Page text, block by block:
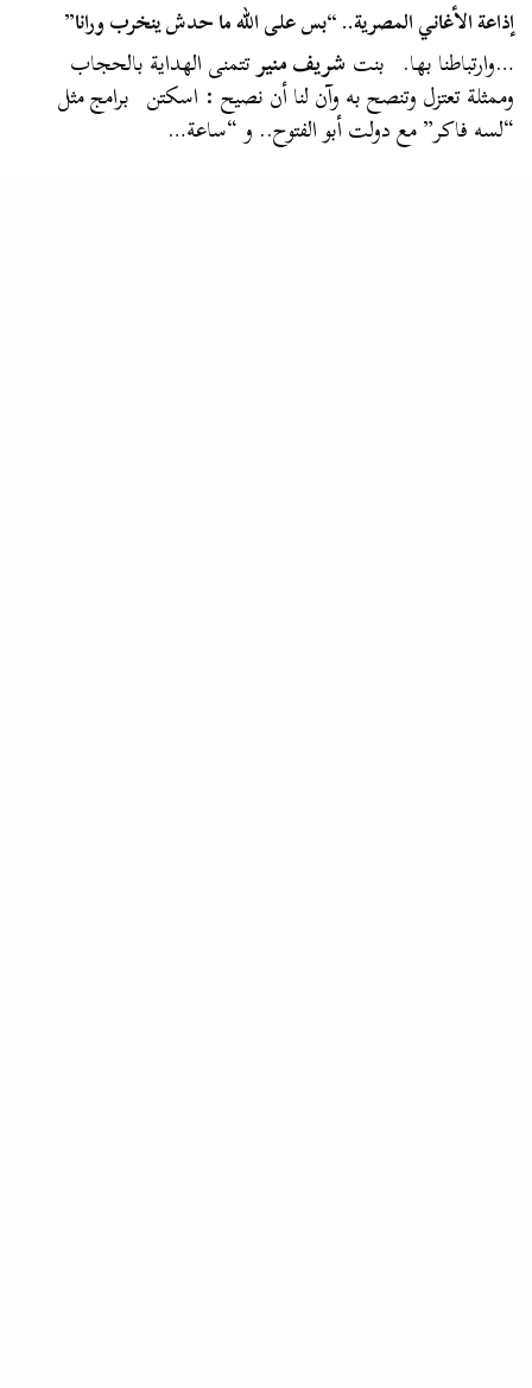
إذاعة الأغاني المصرية.. “بس على الله ما حدش ينخرب ورانا”
…وارتباطنا بها. بنت شريف منيرتتمنى الهداية بالحجاب
وممثلة تعتزل وتنصح به وآن لنا أن نصيح : اسكتن برامج مثل
“لسه فاكر” مع دولت أبو الفتوح.. و “ساعة…